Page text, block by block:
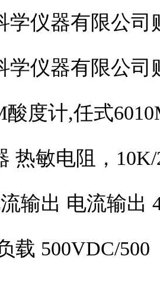
学仪器有限公
学仪器有限公
酸度计,任式
热敏电阻，
输出 电流输出
载 500VDC/500